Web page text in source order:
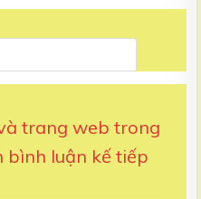
trang web trong
bình luận kế tiếp